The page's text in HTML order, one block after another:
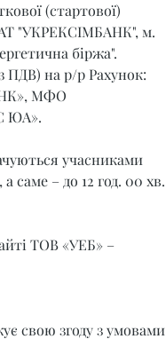
(стартової)
АТ "УКРЕКСІМБАНК", м.
біржа".
ПДВ) на р/р Рахунок:
МФО
ЮА».
учасниками
саме – до 12 год. 00 хв.
ТОВ «УЕБ» –
свою згоду з умовами